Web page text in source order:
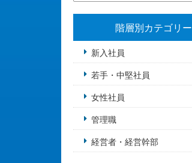
階層別カテゴリー
新入社員
若手・中堅社員
女性社員
管理職
経営者・経営幹部